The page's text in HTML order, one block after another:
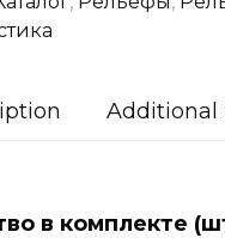
Additional
в комплекте